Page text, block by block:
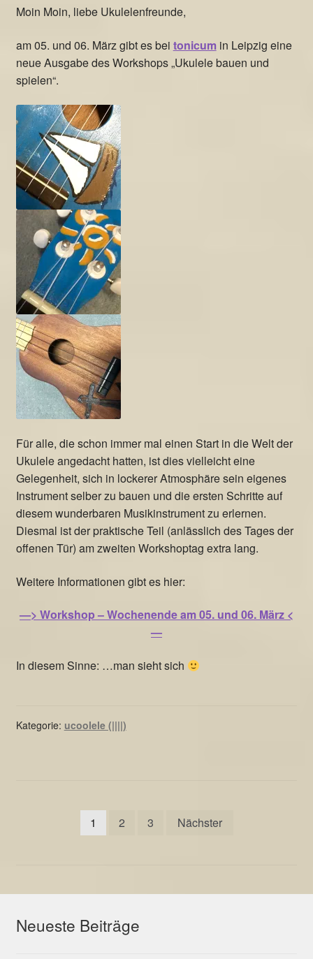
Moin Moin, liebe Ukulelenfreunde,
am 05. und 06. März gibt es bei tonicumin Leipzig eine
neue Ausgabe des Workshops „Ukulele bauen und
spielen“.
Für alle, die schon immer mal einen Start in die Welt der
Ukulele angedacht hatten, ist dies vielleicht eine
Gelegenheit, sich in lockerer Atmosphäre sein eigenes
Instrument selber zu bauen und die ersten Schritte auf
diesem wunderbaren Musikinstrument zu erlernen.
Diesmal ist der praktische Teil (anlässlich des Tages der
offenen Tür) am zweiten Workshoptag extra lang.
Weitere Informationen gibt es hier:
—> Workshop – Wochenende am 05. und 06. März <
—
In diesem Sinne: …man sieht sich
Kategorie: ucoolele (||||)
Seitennummerierung
1 2 3 Nächster
Neueste Beiträge